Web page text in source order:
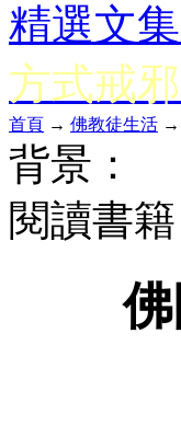
精選文集
方式戒
首頁 → 佛教徒生活 →
背景：
閱讀書